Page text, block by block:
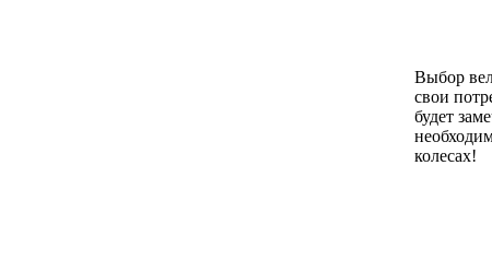
Выбор
свои
будет
колесах!